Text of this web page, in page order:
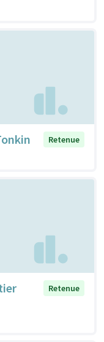
Retenue
Retenue